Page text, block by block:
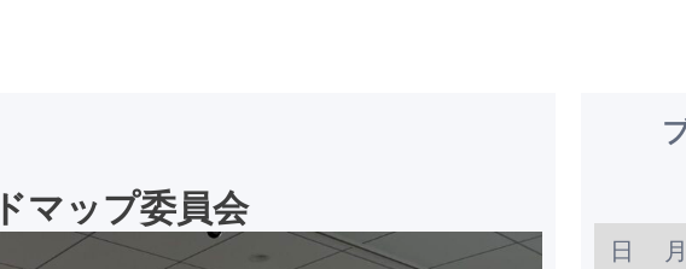
マップ委員会
日
月